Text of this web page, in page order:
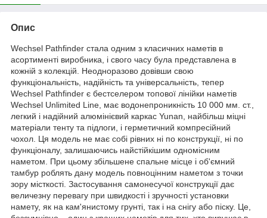
Опис
Wechsel Pathfinder стала одним з класичних наметів в
асортименті виробника, і свого часу була представлена в
кожній з колекцій. Неодноразово довівши свою
функціональність, надійність та універсальність, тепер
Wechsel Pathfinder є бестселером топової лінійки наметів
Wechsel Unlimited Line, має водонепроникність 10 000 мм. ст.,
легкий і надійний алюмінієвий каркас Yunan, найбільш міцні
матеріали тенту та підлоги, і герметичний компресійний
чохол. Ця модель не має собі рівних ні по конструкції, ні по
функціоналу, залишаючись найстійкішим одномісним
наметом. При цьому збільшене спальне місце і об'ємний
тамбур роблять дану модель повноцінним наметом з точки
зору місткості. Застосування самонесучої конструкції дає
величезну перевагу при швидкості і зручності установки
намету, як на кам'янистому грунті, так і на снігу або піску. Це,